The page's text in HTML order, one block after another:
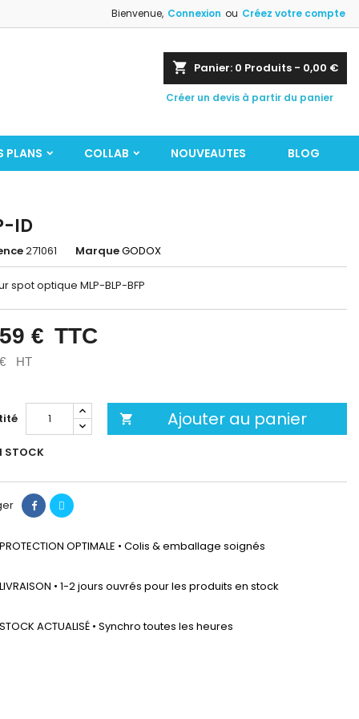
Bienvenue, Connexion ou Créez votre compte
shopping_cart Panier: 0 Produits - 0,00 €
Créer un devis à partir du panier
PLANS COLLAB NOUVEAUTES BLOG
ID
271061 MarqueGODOX
spot optique MLP-BLP-BFP
€ TTC
HT
 Ajouter au panier
STOCK
PROTECTION OPTIMALE • Colis & emballage soignés
LIVRAISON • 1-2 jours ouvrés pour les produits en stock
STOCK ACTUALISÉ • Synchro toutes les heures